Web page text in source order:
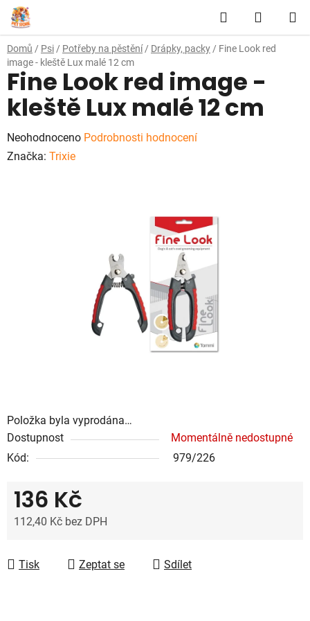
Přejít
na
obsah
Hledat
KOŠÍK
Domů / Psi / Potřeby na pěstění / Drápky, packy / Fine Look red
image - kleště Lux malé 12 cm
Položka byla vyprodána…
Dostupnost
Momentálně nedostupné
Kód:
979/226
136 Kč
112,40 Kč bez DPH
Tisk
Zeptat se Sdílet
Fine Look red image -
kleště Lux malé 12 cm
Průměrné
hodnocení
Neohodnoceno Podrobnosti hodnocení
Značka: Trixie